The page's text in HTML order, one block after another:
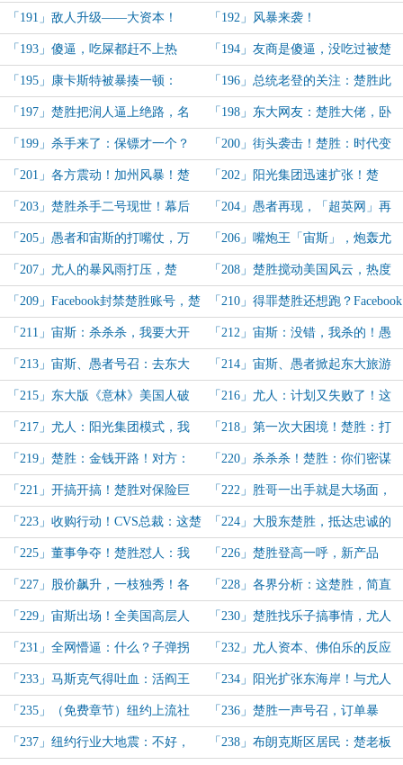
人啊！我们这工资，玩什么命啊！ 路！万税爷来加州：这人踏马谁啊？
「191」敌人升级——大资本！ 「192」风暴来袭！
「193」傻逼，吃屎都赶不上热
乎！
「194」友商是傻逼，没吃过被楚
胜毒打的苦！
「195」康卡斯特被暴揍一顿：
我……现在和解来得及吗？
「196」总统老登的关注：楚胜此
人，正是我们民主党需要的人才！
「197」楚胜把润人逼上绝路，名
声都传到东大国内了！
「198」东大网友：楚胜大佬，卧
槽牛逼！
「199」杀手来了：保镖才一个？
这任务太轻松了！
「200」街头袭击！楚胜：时代变
了，还玩这么落后的袭击！
「201」各方震动！加州风暴！楚
胜：一鱼多吃啊！
「202」阳光集团迅速扩张！楚
胜：荣光，我不独享！
「203」楚胜杀手二号现世！幕后
黑手？给我死！！
「204」愚者再现，「超英网」再
度沸腾！
「205」愚者和宙斯的打嘴仗，万
税爷：这宙斯跟我好像！
「206」嘴炮王「宙斯」，炮轰尤
人，全美震惊！
「207」尤人的暴风雨打压，楚
胜：你要战，那便战，fuck！
「208」楚胜搅动美国风云，热度
爆炸！
「209」Facebook封禁楚胜账号，楚
胜发声出走，网友集体气炸了！
「210」得罪楚胜还想跑？Facebook
股市暴跌，市值蒸发千亿美金！
「211」宙斯：杀杀杀，我要大开
杀戒！马克扎伯被折腾成小丑了！
「212」宙斯：没错，我杀的！愚
者：你太激进了！尤人：还是愚者好
啊！
「213」宙斯、愚者号召：去东大
旅游，一起偶遇！
「214」宙斯、愚者掀起东大旅游
热！美国人：oh上帝~东大竟然……
「215」东大版《意林》美国人破
防！阳光集团月收入破40亿美金！
「216」尤人：计划又失败了！这
楚胜、公司太邪门了！
「217」尤人：阳光集团模式，我
们也搞！优势在我！
「218」第一次大困境！楚胜：打
不败我的，终使我变得更加强大！
「219」楚胜：金钱开路！对方：
赴汤蹈火啊，楚先生！
「220」杀杀杀！楚胜：你们密谋
还扎堆？被我一锅端了吧！
「221」开搞开搞！楚胜对保险巨
头的反击！
「222」胜哥一出手就是大场面，
保险行业大地震！
「223」收购行动！CVS总裁：这楚
胜恐怖如斯，我先巴结！
「224」大股东楚胜，抵达忠诚的
CVS集团！王者降临，为何不拜！
「225」董事争夺！楚胜怼人：我
赚钱容易！有钱的小小任性怎么
了？！
「226」楚胜登高一呼，新产品
「阳光安心保」卖到爆！惊呆保险
界！
「227」股价飙升，一枝独秀！各
方：这楚胜，号召力也太恐怖了！
「228」各界分析：这楚胜，简直
是搞宗教啊！
「229」宙斯出场！全美国高层人
都麻了！
「230」楚胜找乐子搞事情，尤人
成了全民公敌！
「231」全网懵逼：什么？子弹拐
弯？
「232」尤人资本、佛伯乐的反应
「233」马斯克气得吐血：活阎王
宙斯！阳光集团月度总结！
「234」阳光扩张东海岸！与尤人
资本「灯塔公司」的碰撞！
「235」（免费章节）纽约上流社
会，刷声望！
「236」楚胜一声号召，订单暴
炸，震惊纽约！
「237」纽约行业大地震：不好， 「238」布朗克斯区居民：楚老板